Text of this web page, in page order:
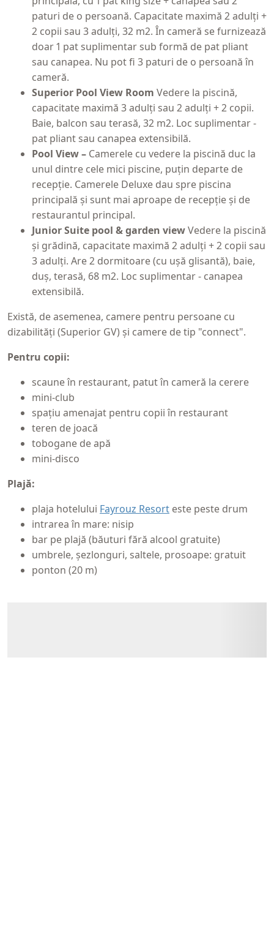
paturi de o persoană. Capacitate maximă 2 adulți +
2 copii sau 3 adulți, 32 m2. În cameră se furnizează
doar 1 pat suplimentar sub formă de pat pliant
sau canapea. Nu pot fi 3 paturi de o persoană în
cameră.
Superior Pool View Room Vedere la piscină,
capacitate maximă 3 adulți sau 2 adulți + 2 copii.
Baie, balcon sau terasă, 32 m2. Loc suplimentar -
pat pliant sau canapea extensibilă.
Pool View – Camerele cu vedere la piscină duc la
unul dintre cele mici piscine, puțin departe de
recepție. Camerele Deluxe dau spre piscina
principală și sunt mai aproape de recepție și de
restaurantul principal.
Junior Suite pool & garden viewVedere la piscină
și grădină, capacitate maximă 2 adulți + 2 copii sau
3 adulți. Are 2 dormitoare (cu ușă glisantă), baie,
duș, terasă, 68 m2. Loc suplimentar - canapea
extensibilă.
Există, de asemenea, camere pentru persoane cu
dizabilități (Superior GV) și camere de tip "connect".
Pentru copii:
scaune în restaurant, patut în cameră la cerere
mini-club
spațiu amenajat pentru copii în restaurant
teren de joacă
tobogane de apă
mini-disco
Plajă:
plaja hotelului Fayrouz Resort este peste drum
intrarea în mare: nisip
bar pe plajă (băuturi fără alcool gratuite)
umbrele, șezlonguri, saltele, prosoape: gratuit
ponton (20 m)